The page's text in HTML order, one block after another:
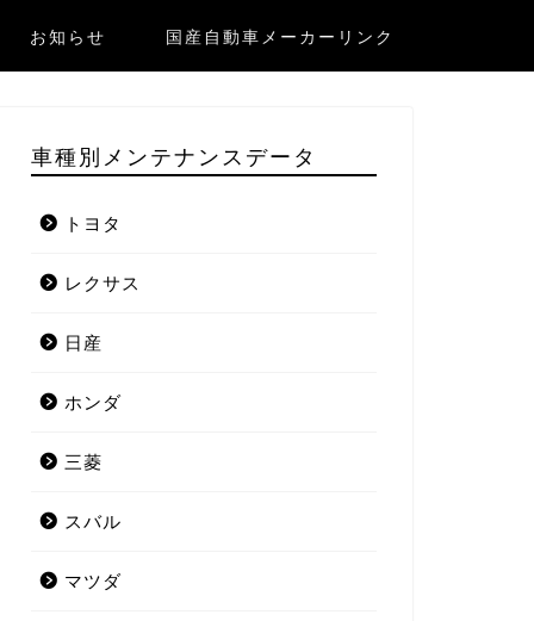
お知らせ 国産自動車メーカーリンク
車種別メンテナンスデータ
トヨタ
レクサス
日産
ホンダ
三菱
スバル
マツダ